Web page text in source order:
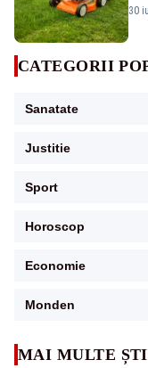
MAI MULTE
30
CATEGORII
Sanatate
Justitie
Sport
Horoscop
Economie
Monden